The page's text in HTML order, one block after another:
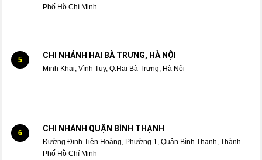
Phố Hồ Chí Minh
5 CHI NHÁNH HAI BÀ TRƯNG, HÀ NỘI
Minh Khai, Vĩnh Tuy, Q.Hai Bà Trưng, Hà Nội
6 CHI NHÁNH QUẬN BÌNH THẠNH
Đường Đinh Tiên Hoàng, Phường 1, Quận Bình Thạnh, Thành
Phố Hồ Chí Minh